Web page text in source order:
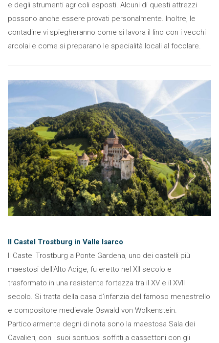
e degli strumenti agricoli esposti. Alcuni di questi attrezzi
possono anche essere provati personalmente. Inoltre, le
contadine vi spiegheranno come si lavora il lino con i vecchi
arcolai e come si preparano le specialità locali al focolare.
Il Castel Trostburg in Valle Isarco
Il Castel Trostburg a Ponte Gardena, uno dei castelli più
maestosi dell'Alto Adige, fu eretto nel XII secolo e
trasformato in una resistente fortezza tra il XV e il XVII
secolo. Si tratta della casa d’infanzia del famoso menestrello
e compositore medievale Oswald von Wolkenstein.
Particolarmente degni di nota sono la maestosa Sala dei
Cavalieri, con i suoi sontuosi soffitti a cassettoni con gli